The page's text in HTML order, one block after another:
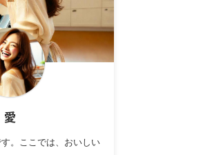
愛
。ここでは、おいしい